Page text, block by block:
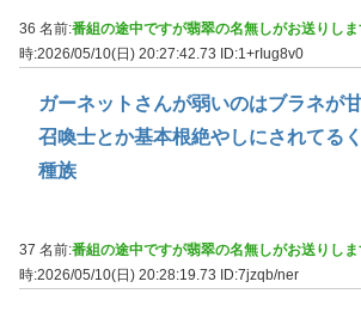
36 名前:番組の途中ですが翡翠の名無しがお送りし
時:2026/05/10(日) 20:27:42.73
ID:1+rIug8v0
ガーネットさんが弱いのはブラネが
召喚士とか基本根絶やしにされてる
種族
37 名前:番組の途中ですが翡翠の名無しがお送りし
時:2026/05/10(日) 20:28:19.73 ID:7jzqb/ner